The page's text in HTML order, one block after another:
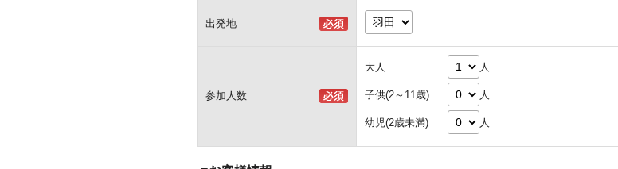
出発地
参加人数
大人 人
子供(2～11歳) 人
幼児(2歳未満) 人